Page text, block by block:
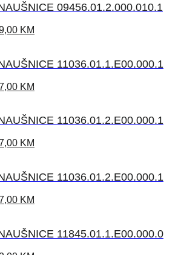
09456.01.2.000.010.1
KM
11036.01.1.E00.000.1
KM
11036.01.2.E00.000.1
KM
11036.01.2.E00.000.1
KM
11845.01.1.E00.000.0